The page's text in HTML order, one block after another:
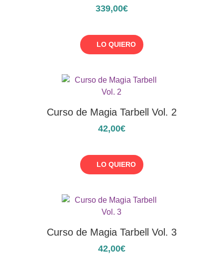
339,00€
LO QUIERO
Curso de Magia Tarbell Vol. 2
42,00€
LO QUIERO
Curso de Magia Tarbell Vol. 3
42,00€